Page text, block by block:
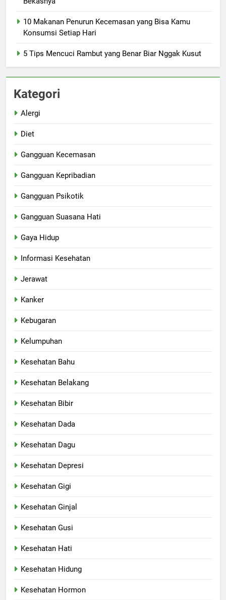
10 Makanan Penurun Kecemasan yang Bisa Kamu
Konsumsi Setiap Hari
5 Tips Mencuci Rambut yang Benar Biar Nggak Kusut
Kategori
Alergi
Diet
Gangguan Kecemasan
Gangguan Kepribadian
Gangguan Psikotik
Gangguan Suasana Hati
Gaya Hidup
Informasi Kesehatan
Jerawat
Kanker
Kebugaran
Kelumpuhan
Kesehatan Bahu
Kesehatan Belakang
Kesehatan Bibir
Kesehatan Dada
Kesehatan Dagu
Kesehatan Depresi
Kesehatan Gigi
Kesehatan Ginjal
Kesehatan Gusi
Kesehatan Hati
Kesehatan Hidung
Kesehatan Hormon